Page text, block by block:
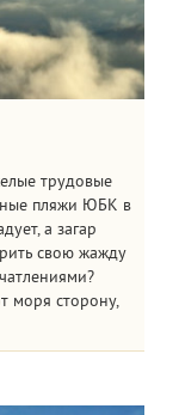
трудовые
пляжи ЮБК в
а загар
свою жажду
моря сторону,